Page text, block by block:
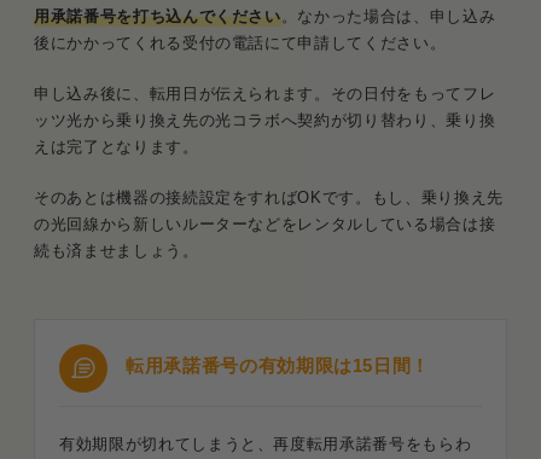
用承諾番号を打ち込んでください。なかった場合は、申し込み
後にかかってくれる受付の電話にて申請してください。
申し込み後に、転用日が伝えられます。その日付をもってフレ
ッツ光から乗り換え先の光コラボへ契約が切り替わり、乗り換
えは完了となります。
そのあとは機器の接続設定をすればOKです。もし、乗り換え先
の光回線から新しいルーターなどをレンタルしている場合は接
続も済ませましょう。
転用承諾番号の有効期限は15日間！
有効期限が切れてしまうと、再度転用承諾番号をもらわ